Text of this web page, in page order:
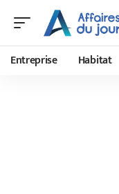
Entreprise Habitat